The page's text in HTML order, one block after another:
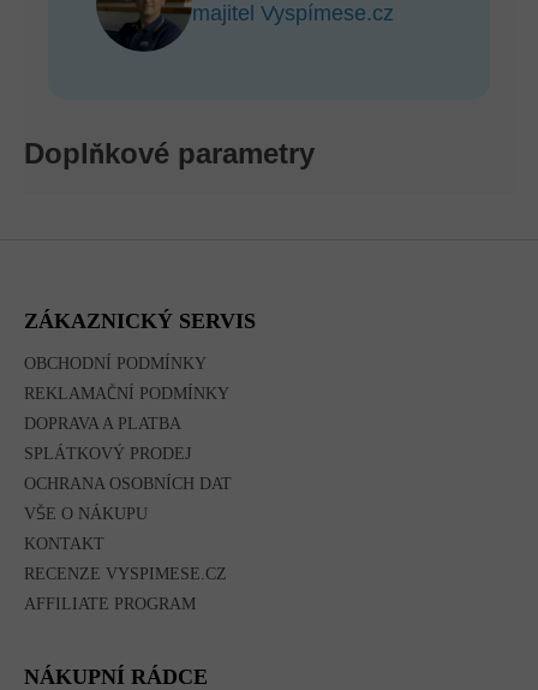
majitel Vyspímese.cz
Doplňkové parametry
ZÁKAZNICKÝ SERVIS
OBCHODNÍ PODMÍNKY
REKLAMAČNÍ PODMÍNKY
DOPRAVA A PLATBA
SPLÁTKOVÝ PRODEJ
OCHRANA OSOBNÍCH DAT
VŠE O NÁKUPU
KONTAKT
RECENZE VYSPIMESE.CZ
AFFILIATE PROGRAM
NÁKUPNÍ RÁDCE